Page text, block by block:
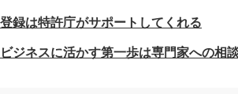
録は特許庁がサポートしてくれる
ジネスに活かす第一歩は専門家への相